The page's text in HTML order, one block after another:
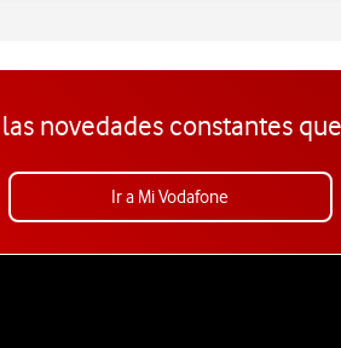
novedades constantes
Ir a Mi Vodafone